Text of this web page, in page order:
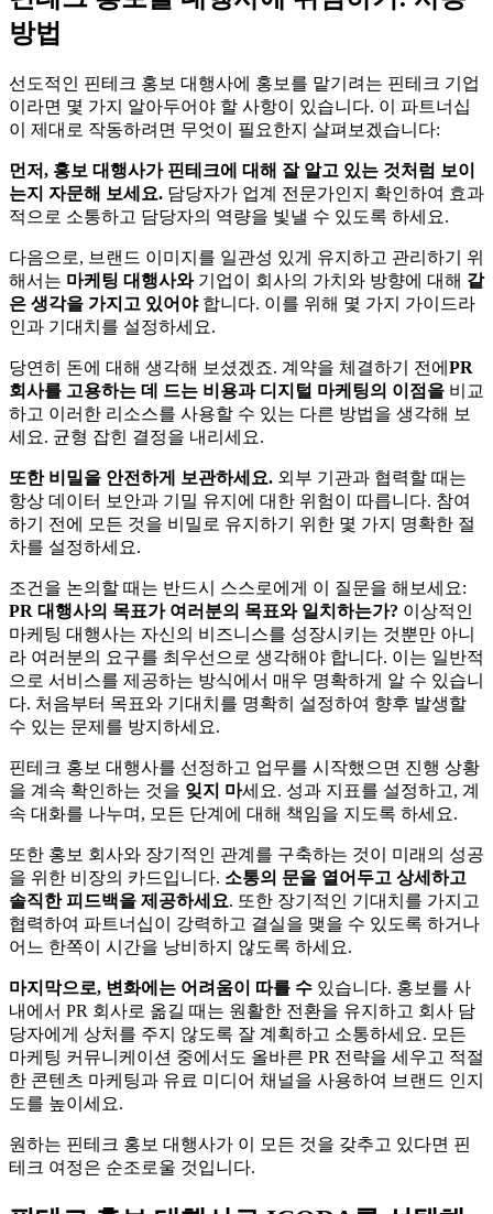
방법
선도적인 핀테크 홍보 대행사에 홍보를 맡기려는 핀테크 기업
이라면 몇 가지 알아두어야 할 사항이 있습니다. 이 파트너십
이 제대로 작동하려면 무엇이 필요한지 살펴보겠습니다:
먼저, 홍보 대행사가 핀테크에 대해 잘 알고 있는 것처럼 보이
는지 자문해 보세요. 담당자가 업계 전문가인지 확인하여 효과
적으로 소통하고 담당자의 역량을 빛낼 수 있도록 하세요.
다음으로, 브랜드 이미지를 일관성 있게 유지하고 관리하기 위
해서는 마케팅 대행사와 기업이 회사의 가치와 방향에 대해 같
은 생각을 가지고 있어야 합니다. 이를 위해 몇 가지 가이드라
인과 기대치를 설정하세요.
당연히 돈에 대해 생각해 보셨겠죠. 계약을 체결하기 전에 PR
회사를 고용하는 데 드는 비용과 디지털 마케팅의 이점을 비교
하고 이러한 리소스를 사용할 수 있는 다른 방법을 생각해 보
세요. 균형 잡힌 결정을 내리세요.
또한 비밀을 안전하게 보관하세요. 외부 기관과 협력할 때는
항상 데이터 보안과 기밀 유지에 대한 위험이 따릅니다. 참여
하기 전에 모든 것을 비밀로 유지하기 위한 몇 가지 명확한 절
차를 설정하세요.
조건을 논의할 때는 반드시 스스로에게 이 질문을 해보세요:
PR 대행사의 목표가 여러분의 목표와 일치하는가? 이상적인
마케팅 대행사는 자신의 비즈니스를 성장시키는 것뿐만 아니
라 여러분의 요구를 최우선으로 생각해야 합니다. 이는 일반적
으로 서비스를 제공하는 방식에서 매우 명확하게 알 수 있습니
다. 처음부터 목표와 기대치를 명확히 설정하여 향후 발생할
수 있는 문제를 방지하세요.
핀테크 홍보 대행사를 선정하고 업무를 시작했으면 진행 상황
을 계속 확인하는 것을 잊지 마세요. 성과 지표를 설정하고, 계
속 대화를 나누며, 모든 단계에 대해 책임을 지도록 하세요.
또한 홍보 회사와 장기적인 관계를 구축하는 것이 미래의 성공
을 위한 비장의 카드입니다. 소통의 문을 열어두고 상세하고
솔직한 피드백을 제공하세요. 또한 장기적인 기대치를 가지고
협력하여 파트너십이 강력하고 결실을 맺을 수 있도록 하거나
어느 한쪽이 시간을 낭비하지 않도록 하세요.
마지막으로, 변화에는 어려움이 따를 수 있습니다. 홍보를 사
내에서 PR 회사로 옮길 때는 원활한 전환을 유지하고 회사 담
당자에게 상처를 주지 않도록 잘 계획하고 소통하세요. 모든
마케팅 커뮤니케이션 중에서도 올바른 PR 전략을 세우고 적절
한 콘텐츠 마케팅과 유료 미디어 채널을 사용하여 브랜드 인지
도를 높이세요.
원하는 핀테크 홍보 대행사가 이 모든 것을 갖추고 있다면 핀
테크 여정은 순조로울 것입니다.